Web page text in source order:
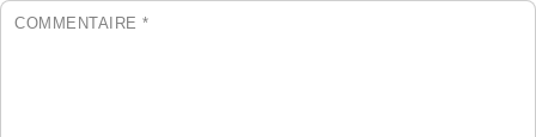
COMMENTAIRE*